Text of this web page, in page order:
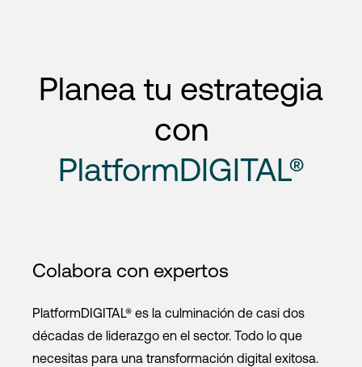
Planea tu estrategia
con
PlatformDIGITAL®
Colabora con expertos
PlatformDIGITAL® es la culminación de casi dos
décadas de liderazgo en el sector. Todo lo que
necesitas para una transformación digital exitosa.